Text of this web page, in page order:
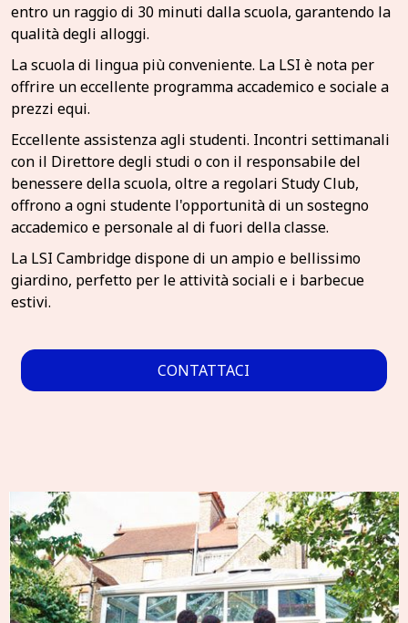
entro un raggio di 30 minuti dalla scuola, garantendo la
qualità degli alloggi.
La scuola di lingua più conveniente. La LSI è nota per
offrire un eccellente programma accademico e sociale a
prezzi equi.
Eccellente assistenza agli studenti. Incontri settimanali
con il Direttore degli studi o con il responsabile del
benessere della scuola, oltre a regolari Study Club,
offrono a ogni studente l'opportunità di un sostegno
accademico e personale al di fuori della classe.
La LSI Cambridge dispone di un ampio e bellissimo
giardino, perfetto per le attività sociali e i barbecue
estivi.
CONTATTACI